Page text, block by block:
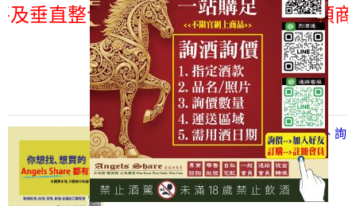
垂直整合、一次購足」各國進口酒類商
總覽-促銷&活動
all events
【凡酒問Angels Share】線上選酒、詢
(尋)酒、詢價、零售、批發，看這裡!
2024/03/01